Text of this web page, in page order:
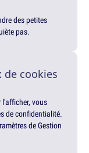
des petites
pas.
de cookies
vous
de confidentialité.
de Gestion